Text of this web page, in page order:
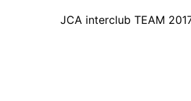
JCA interclub TEAM